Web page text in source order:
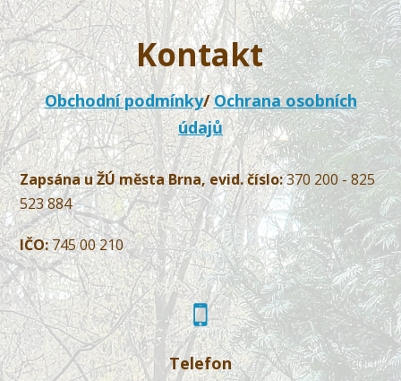
Kontakt
Obchodní podmínky/Ochrana osobních
údajů
Zapsána u ŽÚ města Brna, evid. číslo:370 200 - 825
523 884
IČO:745 00 210
Telefon